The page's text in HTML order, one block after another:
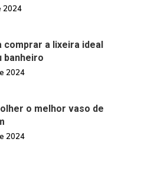
2024
comprar a lixeira ideal
banheiro
2024
o melhor vaso de
2024